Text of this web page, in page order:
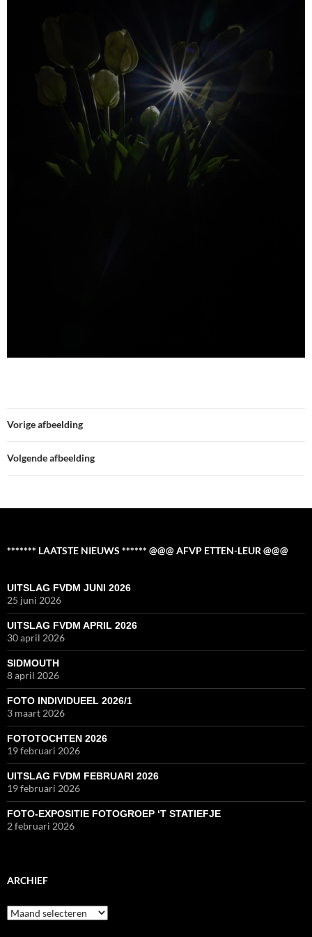
Vorige afbeelding
Volgende afbeelding
******* LAATSTE NIEUWS ****** @@@ AFVP ETTEN-LEUR @@@
UITSLAG FVDM JUNI 2026
25 juni 2026
UITSLAG FVDM APRIL 2026
30 april 2026
SIDMOUTH
8 april 2026
FOTO INDIVIDUEEL 2026/1
3 maart 2026
FOTOTOCHTEN 2026
19 februari 2026
UITSLAG FVDM FEBRUARI 2026
19 februari 2026
FOTO-EXPOSITIE FOTOGROEP ‘T STATIEFJE
2 februari 2026
ARCHIEF
Archief